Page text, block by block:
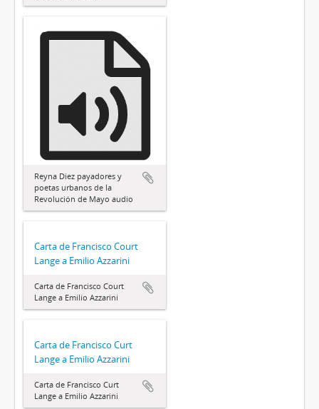
Reyna Diez payadores y
poetas urbanos de la
Revolución de Mayo audio
Carta de Francisco Court
Lange a Emilio Azzarini
Carta de Francisco Court
Lange a Emilio Azzarini
Carta de Francisco Curt
Lange a Emilio Azzarini
Carta de Francisco Curt
Lange a Emilio Azzarini